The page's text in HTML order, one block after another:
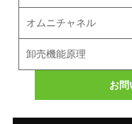
オムニチャネル
卸売機能原理
お問